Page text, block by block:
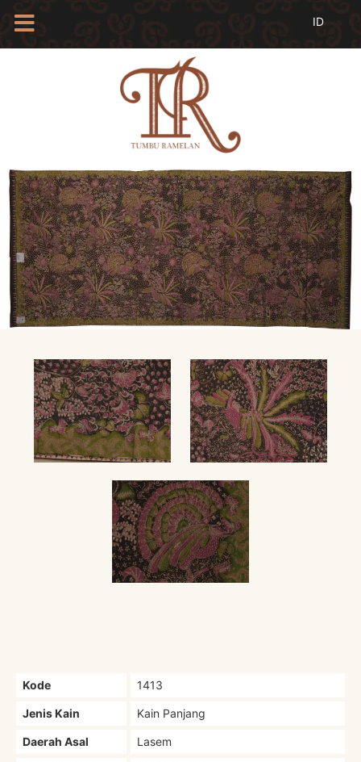
PROFIL
INSAN
BATIK
KAMUS
BATIK
KATALOG
BATIK
TANYA
LINKS
Kode 1413
Jenis Kain Kain Panjang
Daerah Asal Lasem